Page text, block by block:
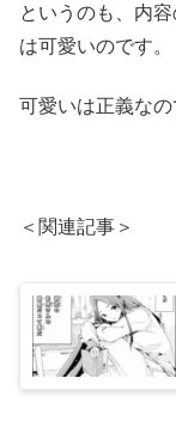
というのも、内
は可愛いのです。
可愛いは正義なの
＜関連記事＞